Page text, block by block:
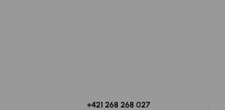
+421 268 268 027